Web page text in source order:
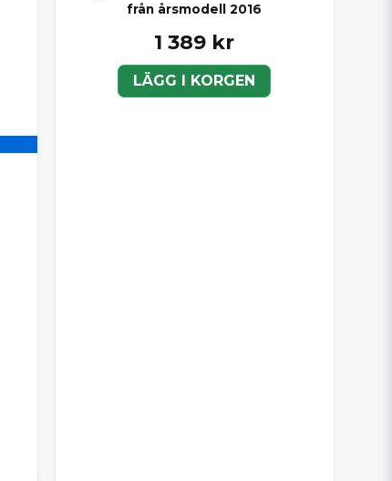
från årsmodell 2016
1 389 kr
LÄGG I KORGEN